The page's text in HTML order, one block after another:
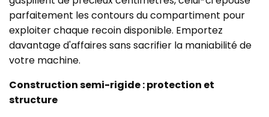
parfaitement les contours du compartiment pour
exploiter chaque recoin disponible. Emportez
davantage d'affaires sans sacrifier la maniabilité de
votre machine.
Construction semi-rigide : protection et
structure